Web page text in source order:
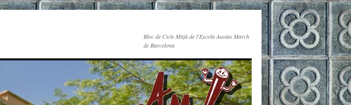
Bloc de Cicle Mitjà de l'Escola Ausias March
de Barcelona